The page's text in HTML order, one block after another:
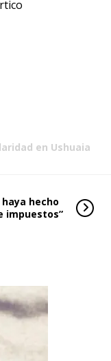
en Ushuaia
hecho
impuestos”